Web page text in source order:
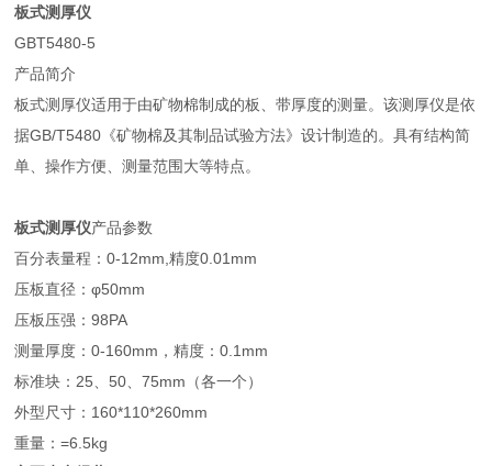
板式测厚仪
GBT5480-5
产品简介
板式测厚仪适用于由矿物棉制成的板、带厚度的测量。该测厚仪是依
据GB/T5480《矿物棉及其制品试验方法》设计制造的。具有结构简
单、操作方便、测量范围大等特点。
板式测厚仪产品参数
百分表量程：0-12mm,精度0.01mm
压板直径：φ50mm
压板压强：98PA
测量厚度：0-160mm，精度：0.1mm
标准块：25、50、75mm（各一个）
外型尺寸：160*110*260mm
重量：=6.5kg